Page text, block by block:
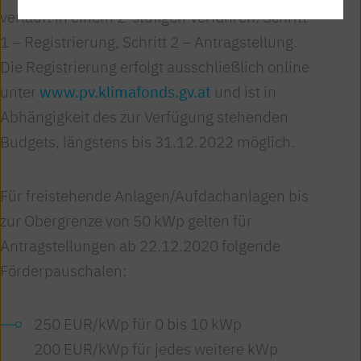
verläuft in einem 2-stufigen Verfahren: Schritt
1 – Registrierung, Schritt 2 – Antragstellung.
Die Registrierung erfolgt ausschließlich online
unter www.pv.klimafonds.gv.at und ist in
Abhängigkeit des zur Verfügung stehenden
Budgets, längstens bis 31.12.2022 möglich.
Für freistehende Anlagen/Aufdachanlagen bis
zur Obergrenze von 50 kWp gelten für
Antragstellungen ab 22.12.2020 folgende
Förderpauschalen:
250 EUR/kWp für 0 bis 10 kWp
200 EUR/kWp für jedes weitere kWp